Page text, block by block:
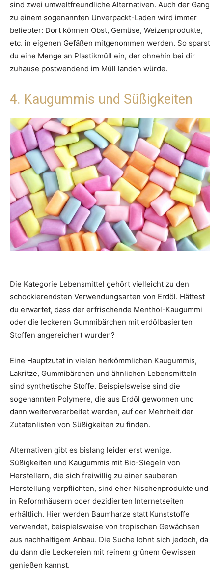
sind zwei umweltfreundliche Alternativen. Auch der Gang
zu einem sogenannten Unverpackt-Laden wird immer
beliebter: Dort können Obst, Gemüse, Weizenprodukte,
etc. in eigenen Gefäßen mitgenommen werden. So sparst
du eine Menge an Plastikmüll ein, der ohnehin bei dir
zuhause postwendend im Müll landen würde.
4. Kaugummis und Süßigkeiten
Die Kategorie Lebensmittel gehört vielleicht zu den
schockierendsten Verwendungsarten von Erdöl. Hättest
du erwartet, dass der erfrischende Menthol-Kaugummi
oder die leckeren Gummibärchen mit erdölbasierten
Stoffen angereichert wurden?
Eine Hauptzutat in vielen herkömmlichen Kaugummis,
Lakritze, Gummibärchen und ähnlichen Lebensmitteln
sind synthetische Stoffe. Beispielsweise sind die
sogenannten Polymere, die aus Erdöl gewonnen und
dann weiterverarbeitet werden, auf der Mehrheit der
Zutatenlisten von Süßigkeiten zu finden.
Alternativen gibt es bislang leider erst wenige.
Süßigkeiten und Kaugummis mit Bio-Siegeln von
Herstellern, die sich freiwillig zu einer sauberen
Herstellung verpflichten, sind eher Nischenprodukte und
in Reformhäusern oder dezidierten Internetseiten
erhältlich. Hier werden Baumharze statt Kunststoffe
verwendet, beispielsweise von tropischen Gewächsen
aus nachhaltigem Anbau. Die Suche lohnt sich jedoch, da
du dann die Leckereien mit reinem grünem Gewissen
genießen kannst.